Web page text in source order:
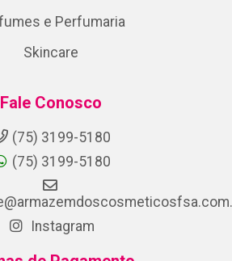
e Perfumaria
Skincare
Fale Conosco
(75) 3199-5180
(75) 3199-5180
Instagram